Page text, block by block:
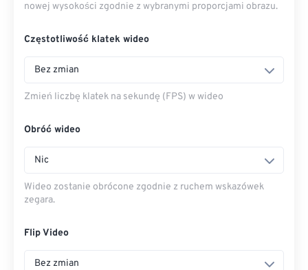
nowej wysokości zgodnie z wybranymi proporcjami obrazu.
Częstotliwość klatek wideo
Bez zmian
Zmień liczbę klatek na sekundę (FPS) w wideo
Obróć wideo
Nic
Wideo zostanie obrócone zgodnie z ruchem wskazówek
zegara.
Flip Video
Bez zmian